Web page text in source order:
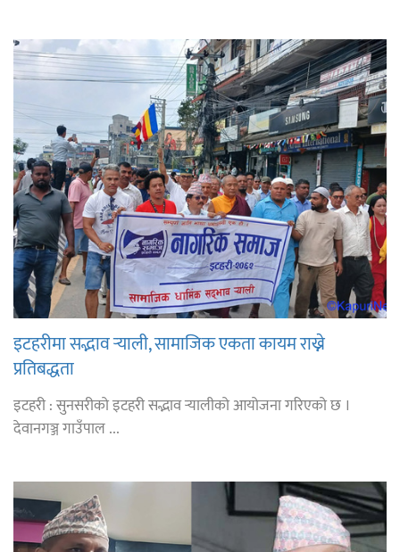
इटहरीमा सद्भाव र्‍याली, सामाजिक एकता कायम राख्ने
प्रतिबद्धता
इटहरी : सुनसरीको इटहरी सद्भाव र्‍यालीको आयोजना गरिएको छ ।
देवानगञ्ज गाउँपाल ...